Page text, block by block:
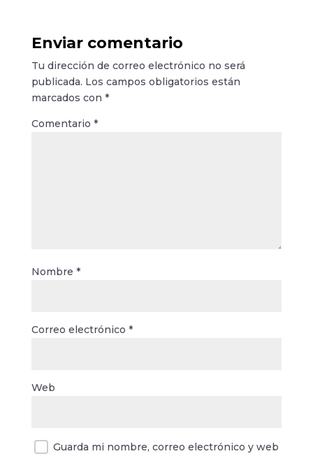
Enviar comentario
Tu dirección de correo electrónico no será
publicada. Los campos obligatorios están
marcados con *
Comentario *
Nombre *
Correo electrónico *
Web
Guarda mi nombre, correo electrónico y web